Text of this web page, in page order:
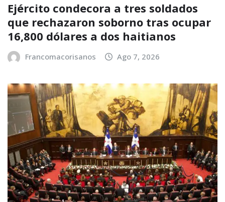
Ejército condecora a tres soldados
que rechazaron soborno tras ocupar
16,800 dólares a dos haitianos
Francomacorisanos Ago 7, 2026